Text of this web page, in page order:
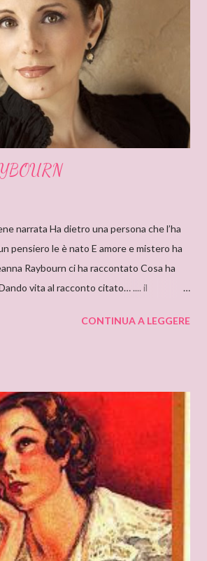
narrata Ha dietro una persona che l’ha
pensiero le è nato E amore e mistero ha
Raybourn ci ha raccontato Cosa ha
vita al racconto citato… .... il
posso solo iniziare dicendo che sono
un intreccio poderoso e
– una tenuta di campagna in
meno! E mi ha ricordato i vecchi
tanto mistero ed elementi
I can only start saying that I’m very
an author like you. I’ve just finished
Sanctuary”, and I’ve found it very
plot and a sug...
CONTINUA A LEGGERE